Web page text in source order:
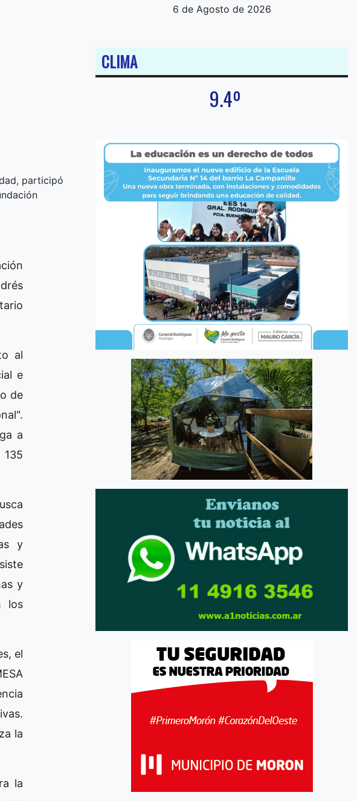
participó
al
e
de
a
y
y
los
el
la
la
6 de Agosto de 2026
CLIMA
9.4º